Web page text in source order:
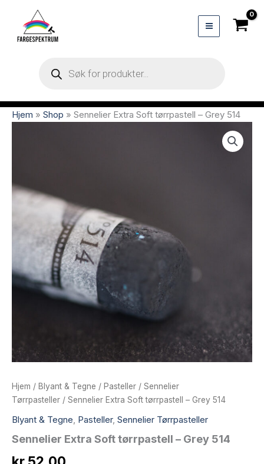
search
Hjem » Shop » Sennelier Extra Soft tørrpastell – Grey 514
Hjem / Blyant & Tegne / Pasteller / Sennelier
Tørrpasteller / Sennelier Extra Soft tørrpastell – Grey 514
Blyant & Tegne, Pasteller, Sennelier Tørrpasteller
Sennelier Extra Soft tørrpastell – Grey 514